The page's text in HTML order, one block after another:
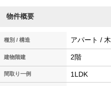
物件概要
種別 / 構造 アパート /
建物階建 2階
間取り一例 1LDK